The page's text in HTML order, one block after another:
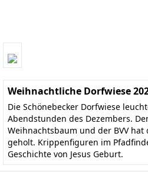
Weihnachtliche Dorfwiese
Die Schönebecker Dorfwiese
Abendstunden des Dezembers.
Weihnachtsbaum und der BVV hat
geholt. Krippenfiguren im
Geschichte von Jesus Geburt.